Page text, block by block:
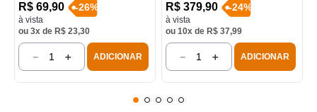
R$ 69,90
à vista
-26%
ou 3x de R$ 23,30
＋
－ ADICIONAR
R$ 379,90
à vista
-24%
ou 10x de R$ 37,99
＋
－ ADICIONAR